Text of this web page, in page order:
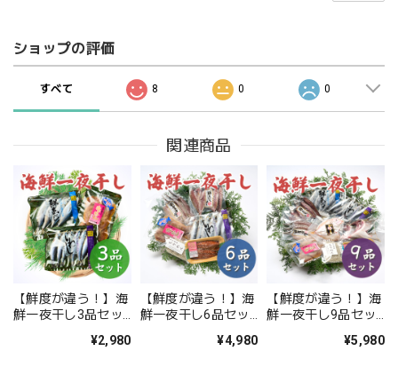
ショップの評価
すべて 8 0 0
関連商品
【鮮度が違う！】海
鮮一夜干し3品セッ
無料】北海道・沖縄
¥2,980
【鮮度が違う！】海
鮮一夜干し6品セッ
道・沖縄は別途送料
¥4,980
【鮮度が違う！】海
鮮一夜干し9品セッ
道・沖縄は別途送料
¥5,980